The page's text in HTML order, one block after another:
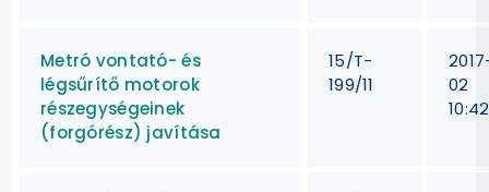
Metró vontató- és
légsűrítő motorok
részegységeinek
(forgórész) javítása
15/T-
199/11
02